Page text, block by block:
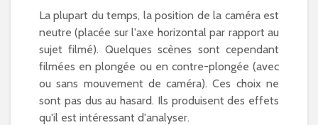
La plupart du temps, la position de la caméra est
neutre (placée sur l'axe horizontal par rapport au
sujet filmé). Quelques scènes sont cependant
filmées en plongée ou en contre-plongée (avec
ou sans mouvement de caméra). Ces choix ne
sont pas dus au hasard. Ils produisent des effets
qu'il est intéressant d'analyser.